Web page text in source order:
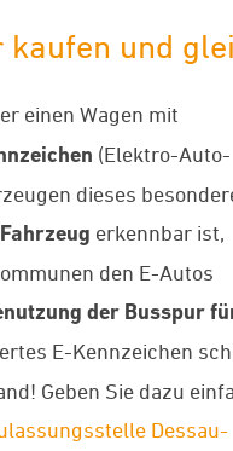
und
einen Wagen mit
(Elektro-Auto-
dieses
erkennbar ist,
den E-Autos
der Busspur
E-Kennzeichen
Geben Sie dazu
Dessau-